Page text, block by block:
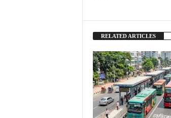
RELATED ARTICLES